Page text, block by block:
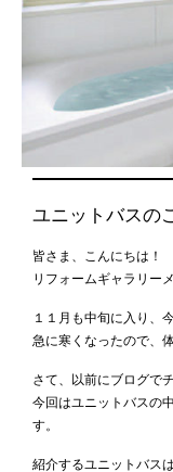
ユニットバスの
皆さま、こんにちは！
リフォームギャラリー
１１月も中旬に入り、
急に寒くなったので、
さて、以前にブログで
今回はユニットバスの
す。
紹介するユニットバス